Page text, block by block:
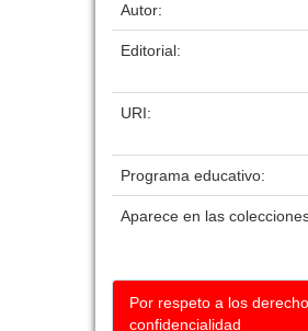
Autor:
Editorial:
URI:
Programa educativo:
Aparece en las
Por respeto a los
confidencialidad